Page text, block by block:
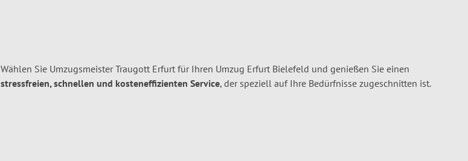
Wählen Sie Umzugsmeister Traugott Erfurt für Ihren Umzug Erfurt Bielefeld und genießen Sie einen
stressfreien, schnellen und kosteneffizienten Service, der speziell auf Ihre Bedürfnisse zugeschnitten ist.